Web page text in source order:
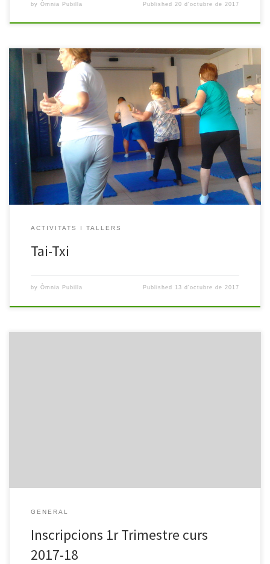
by Òmnia Pubilla Published 20 d'octubre de 2017
Tornem a engegar les Activitats de Families & Omnia d’aquest nou
curs. Enguany el protagonisme el tenen els i les nostres alumnes,
doncs son ells i elles els que dinamitzaran les activitats. Hem
començat aquest cicle amb una classe de Tai-Txi, proposada i
dinamitzada pel Juan. El taller va tenir […]
ACTIVITATS I TALLERS
Tai-Txi
by Òmnia Pubilla Published 13 d'octubre de 2017
GENERAL
Inscripcions 1r Trimestre curs
2017-18